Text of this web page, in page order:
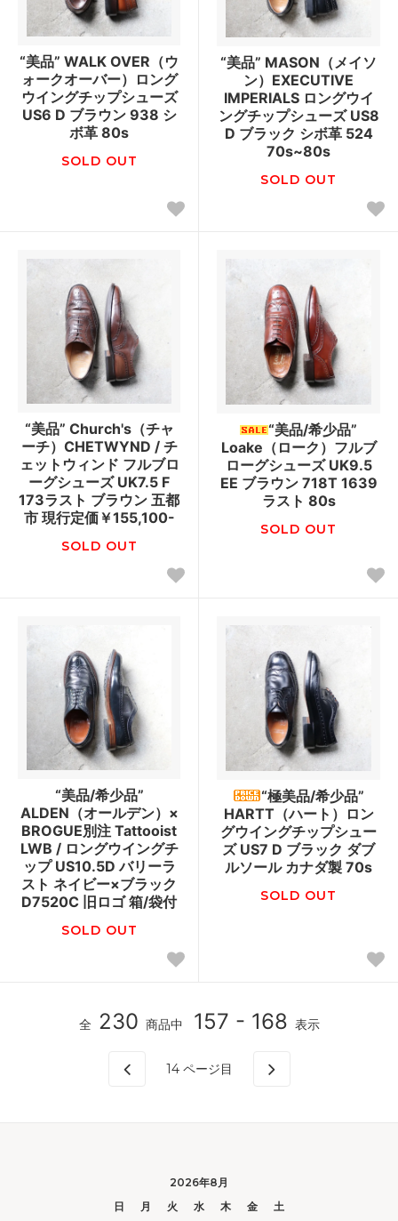
“美品” WALK OVER（ウ
ォークオーバー）ロング
ウイングチップシューズ
US6 D ブラウン 938 シ
ボ革 80s
SOLD OUT
“美品” MASON（メイソ
ン）EXECUTIVE
IMPERIALS ロングウイ
ングチップシューズ US8
D ブラック シボ革 524
70s~80s
SOLD OUT
“美品” Church's（チャ
ーチ）CHETWYND / チ
ェットウィンド フルブロ
ーグシューズ UK7.5 F
173ラスト ブラウン 五都
市 現行定価￥155,100-
SOLD OUT
“美品/希少品”
Loake（ローク）フルブ
ローグシューズ UK9.5
EE ブラウン 718T 1639
ラスト 80s
SOLD OUT
“美品/希少品”
ALDEN（オールデン）×
BROGUE別注 Tattooist
LWB / ロングウイングチ
ップ US10.5D バリーラ
スト ネイビー×ブラック
D7520C 旧ロゴ 箱/袋付
SOLD OUT
“極美品/希少品”
HARTT（ハート）ロン
グウイングチップシュー
ズ US7 D ブラック ダブ
ルソール カナダ製 70s
SOLD OUT
全 230 商品中 157 - 168 表示
14 ページ目
2026年8月
日
月 火 水 木 金
土